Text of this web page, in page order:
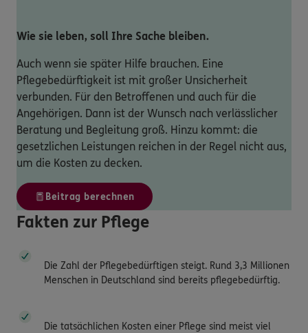
Wie sie leben, soll Ihre Sache bleiben.
Auch wenn sie später Hilfe brauchen. Eine
Pflegebedürftigkeit ist mit großer Unsicherheit
verbunden. Für den Betroffenen und auch für die
Angehörigen. Dann ist der Wunsch nach verlässlicher
Beratung und Begleitung groß. Hinzu kommt: die
gesetzlichen Leistungen reichen in der Regel nicht aus,
um die Kosten zu decken.
Beitrag berechnen
Fakten zur Pflege
Die Zahl der Pflegebedürftigen steigt. Rund 3,3 Millionen
Menschen in Deutschland sind bereits pflegebedürftig.
Die tatsächlichen Kosten einer Pflege sind meist viel